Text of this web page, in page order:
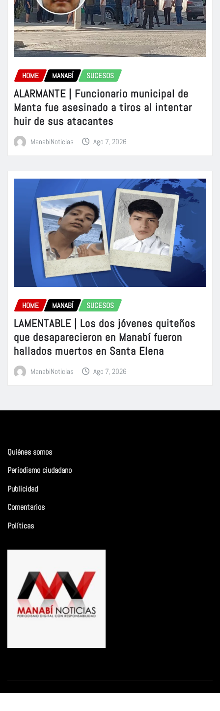
HOME MANABÍ SUCESOS
ALARMANTE | Funcionario municipal de
Manta fue asesinado a tiros al intentar
huir de sus atacantes
ManabiNoticias Ago 7, 2026
HOME MANABÍ SUCESOS
LAMENTABLE | Los dos jóvenes quiteños
que desaparecieron en Manabí fueron
hallados muertos en Santa Elena
ManabiNoticias Ago 7, 2026
Quiénes somos
Periodismo ciudadano
Publicidad
Comentarios
Políticas